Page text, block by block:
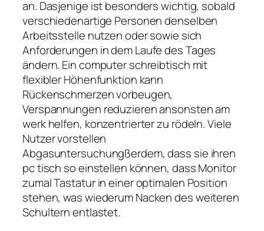
an. Dasjenige ist besonders wichtig, sobald
verschiedenartige Personen denselben
Arbeitsstelle nutzen oder sowie sich
Anforderungen in dem Laufe des Tages
ändern. Ein computer schreibtisch mit
flexibler Höhenfunktion kann
Rückenschmerzen vorbeugen,
Verspannungen reduzieren ansonsten am
werk helfen, konzentrierter zu rödeln. Viele
Nutzer vorstellen
Abgasuntersuchungßerdem, dass sie ihren
pc tisch so einstellen können, dass Monitor
zumal Tastatur in einer optimalen Position
stehen, was wiederum Nacken des weiteren
Schultern entlastet.